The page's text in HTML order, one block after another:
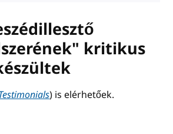
kritikus
) is elérhetőek.